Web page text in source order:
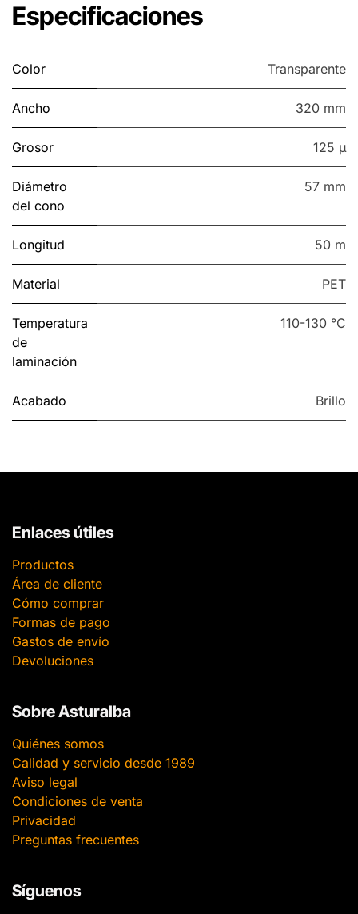
Especificaciones
Color Transparente
Ancho 320 mm
Grosor 125 µ
Diámetro
del cono
57 mm
Longitud 50 m
Material PET
Temperatura
de
laminación
110-130 °C
Acabado Brillo
Enlaces útiles
Productos
Área de cliente
Cómo comprar
Formas de pago
Gastos de envío
Devoluciones
Sobre Asturalba
Quiénes somos
Calidad y servicio desde 1989
Aviso legal
Condiciones de venta
Privacidad
Preguntas frecuentes
Síguenos